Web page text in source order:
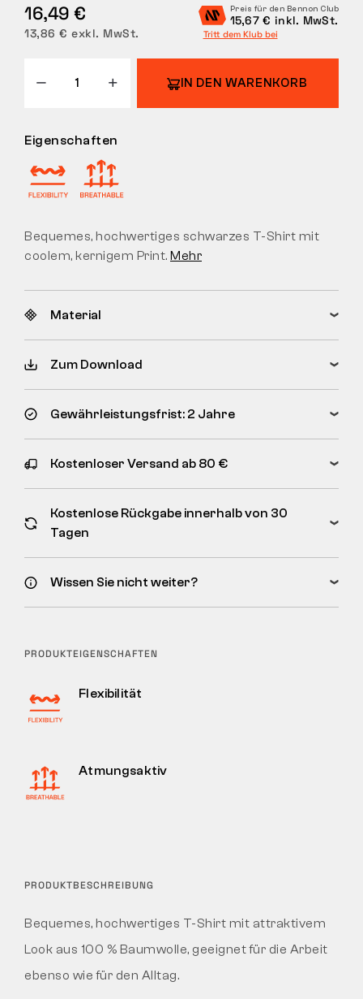
16,49 €
13,86 € exkl. MwSt.
Preis für den Bennon Club
15,67 € inkl. MwSt.
Tritt dem Klub bei
IN DEN WARENKORB
Eigenschaften
Bequemes, hochwertiges schwarzes T-Shirt mit
coolem, kernigem Print. Mehr
Material
Zum Download
Gewährleistungsfrist: 2 Jahre
Kostenloser Versand ab 80 €
Kostenlose Rückgabe innerhalb von 30
Tagen
Wissen Sie nicht weiter?
PRODUKTEIGENSCHAFTEN
Flexibilität
Atmungsaktiv
PRODUKTBESCHREIBUNG
Bequemes, hochwertiges T-Shirt mit attraktivem
Look aus 100 % Baumwolle, geeignet für die Arbeit
ebenso wie für den Alltag.